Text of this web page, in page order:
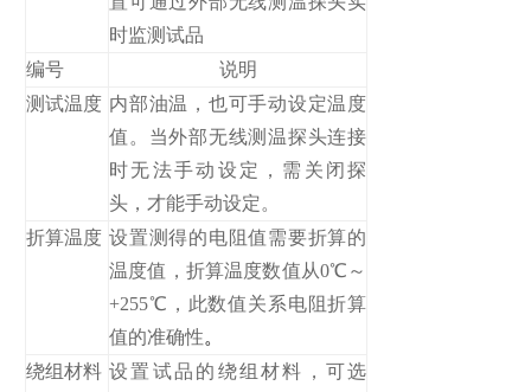
时监测试品
编号
说明
测试温度 内部油温，也可手动设定温度
值。当外部无线测温探头连接
时无法手动设定，需关闭探
头，才能手动设定。
折算温度 设置测得的电阻值需要折算的
温度值，折算温度数值从0℃～
+255℃，此数值关系电阻折算
值的准确性。
绕组材料 设置试品的绕组材料，可选